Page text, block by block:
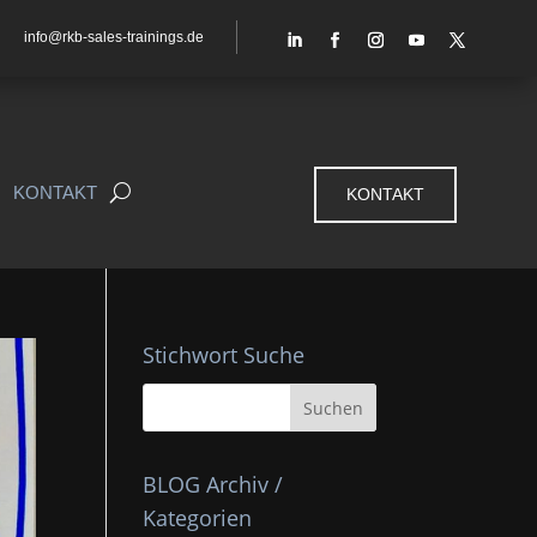
info@rkb-sales-trainings.de
KONTAKT KONTAKT
Stichwort Suche
BLOG Archiv /
Kategorien